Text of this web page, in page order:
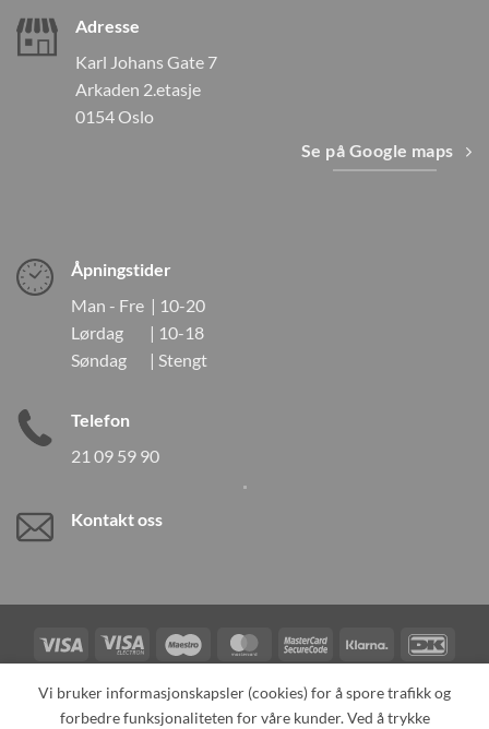
Adresse
Karl Johans Gate 7
Arkaden 2.etasje
0154 Oslo
Se på Google maps
Åpningstider
Man - Fre | 10-20
Lørdag | 10-18
Søndag | Stengt
Telefon
21 09 59 90
Kontakt oss
Visa
Visa
Electron
Maestro MasterCardMasterCard
2
Klarna
Card
TILBAKEKALLINGER KONTAKT OSS OM OSS
Vi bruker informasjonskapsler (cookies) for å spore trafikk og
forbedre funksjonaliteten for våre kunder. Ved å trykke